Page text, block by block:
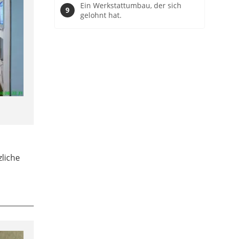
Ein Werkstattumbau, der sich
gelohnt hat.